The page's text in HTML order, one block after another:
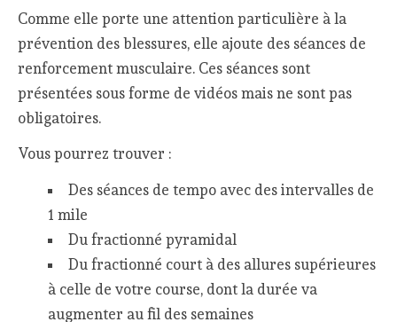
Comme elle porte une attention particulière à la
prévention des blessures, elle ajoute des séances de
renforcement musculaire. Ces séances sont
présentées sous forme de vidéos mais ne sont pas
obligatoires.
Vous pourrez trouver :
Des séances de tempo avec des intervalles de
1 mile
Du fractionné pyramidal
Du fractionné court à des allures supérieures
à celle de votre course, dont la durée va
augmenter au fil des semaines